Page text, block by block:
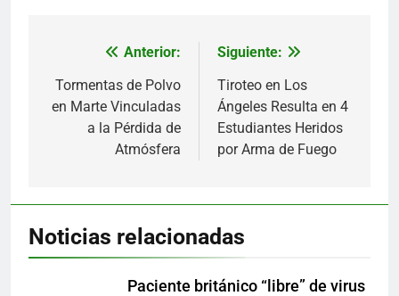
Navegación
de
entradas
Anterior:
Tormentas de Polvo
en Marte Vinculadas
a la Pérdida de
Atmósfera
Siguiente:
Tiroteo en Los
Ángeles Resulta en 4
Estudiantes Heridos
por Arma de Fuego
Noticias relacionadas
Paciente británico “libre” de virus